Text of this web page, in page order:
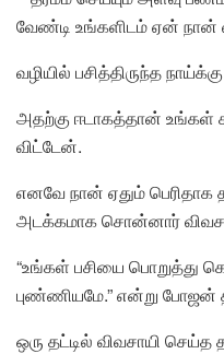
வேண்டி உங்களிடம் ஏன் நான்
வழியில் பசித்திருந்த
அதற்கு ஈடாகத்தான் உங்கள்
விட்டேன்.
எனவே நான் ஏதும் பெரிதாக
அடக்கமாக சொன்னார்
“உங்கள் பசியை பொறுத்து
புண்ணியமே.” என்று போஜன்
ஒரு தட்டில் விவசாயி செய்த